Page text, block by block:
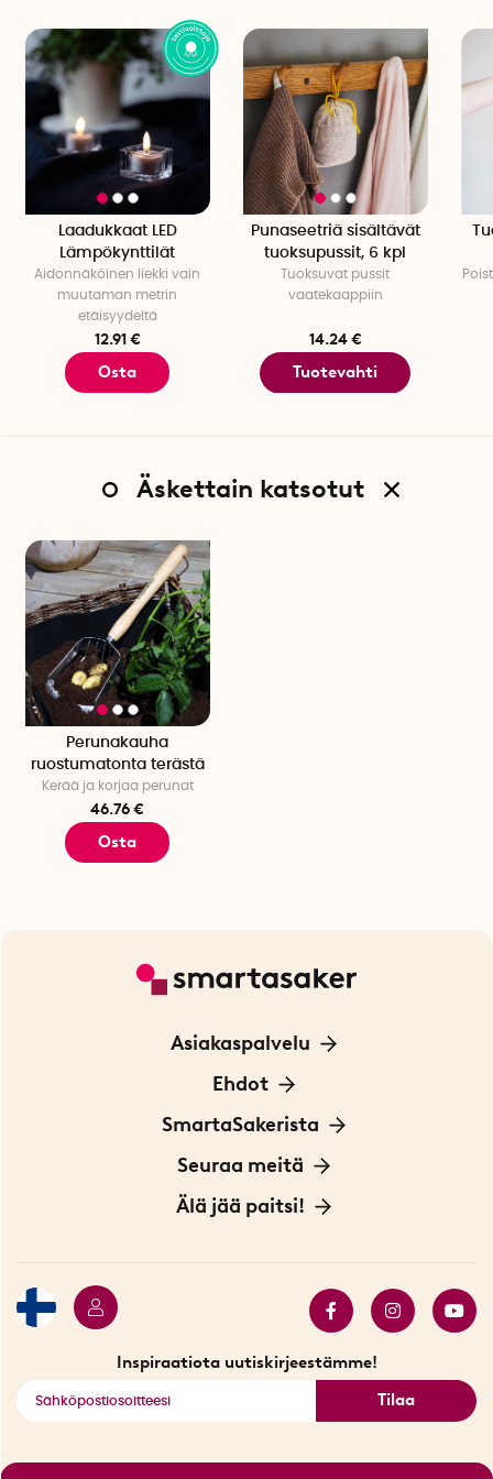
Laadukkaat LED
Lämpökynttilät
Aidonnäköinen liekki vain
muutaman metrin
etäisyydeltä
12.91 €
Osta
Punaseetriä sisältävät
tuoksupussit, 6 kpl
Tuoksuvat pussit
vaatekaappiin
14.24 €
Tuotevahti
Äskettain katsotut
Perunakauha
ruostumatonta terästä
Kerää ja korjaa perunat
46.76 €
Osta
Asiakaspalvelu
Ota yhteyttä
Ehdot
Tietoa evästeistä
Yksityisyydensuoja
Sopimusehdot
SmartaSakerista
Meistä
Myymälä Tukholmassa
Seuraa meitä
Innovaattoriblogi
Älä jää paitsi!
Inspiraatiota uutiskirjeestämme!
Tilaa